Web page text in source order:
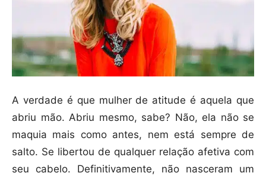
A verdade é que mulher de atitude é aquela que
abriu mão. Abriu mesmo, sabe? Não, ela não se
maquia mais como antes, nem está sempre de
salto. Se libertou de qualquer relação afetiva com
seu cabelo. Definitivamente, não nasceram um